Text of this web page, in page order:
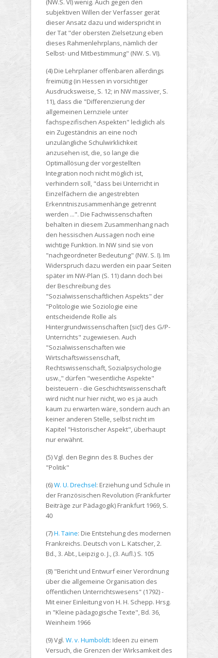
(NW.S. VI) wenig. Auch gegen den
subjektiven Willen der Verfasser gerät
dieser Ansatz dazu und widerspricht in
der Tat "der obersten Zielsetzung eben
dieses Rahmenlehrplans, nämlich der
Selbst- und Mitbestimmung" (NW. S. VI).
(4) Die Lehrplaner offenbaren allerdings
freimütig (in Hessen in vorsichtiger
Ausdrucksweise, S. 12; in NW massiver, S.
11), dass die "Differenzierung der
allgemeinen Lernziele unter
fachspezifischen Aspekten" lediglich als
ein Zugeständnis an eine noch
unzulängliche Schulwirklichkeit
anzusehen ist, die, so lange die
Optimallösung der vorgestellten
Integration noch nicht möglich ist,
verhindern soll, "dass bei Unterricht in
Einzelfächern die angestrebten
Erkenntniszusammenhänge getrennt
werden ...". Die Fachwissenschaften
behalten in diesem Zusammenhang nach
den hessischen Aussagen noch eine
wichtige Funktion. In NW sind sie von
"nachgeordneter Bedeutung" (NW. S. I). Im
Widerspruch dazu werden ein paar Seiten
später im NW-Plan (S. 11) dann doch bei
der Beschreibung des
"Sozialwissenschaftlichen Aspekts" der
"Politologie wie Soziologie eine
entscheidende Rolle als
Hintergrundwissenschaften [sic!] des G/P-
Unterrichts" zugewiesen. Auch
"Sozialwissenschaften wie
Wirtschaftswissenschaft,
Rechtswissenschaft, Sozialpsychologie
usw.," dürfen "wesentliche Aspekte"
beisteuern - die Geschichtswissenschaft
wird nicht nur hier nicht, wo es ja auch
kaum zu erwarten wäre, sondern auch an
keiner anderen Stelle, selbst nicht im
Kapitel "Historischer Aspekt", überhaupt
nur erwähnt.
(5) Vgl. den Beginn des 8. Buches der
"Politik"
(6)W. U. Drechsel: Erziehung und Schule in
der Französischen Revolution (Frankfurter
Beiträge zur Pädagogik) Frankfurt 1969, S.
40
(7)H. Taine: Die Entstehung des modernen
Frankreichs. Deutsch von L. Katscher, 2.
Bd., 3. Abt., Leipzig o. J., (3. Aufl.) S. 105
(8) "Bericht und Entwurf einer Verordnung
über die allgemeine Organisation des
öffentlichen Unterrichtswesens" (1792) -
Mit einer Einleitung von H. H. Schepp. Hrsg.
in "Kleine pädagogische Texte", Bd. 36,
Weinheim 1966
(9) Vgl. W. v. Humboldt: Ideen zu einem
Versuch, die Grenzen der Wirksamkeit des